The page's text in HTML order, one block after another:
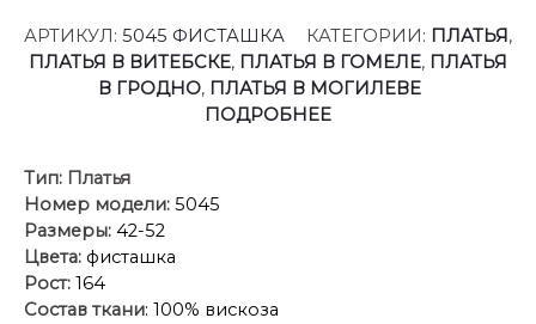
АРТИКУЛ: 5045 ФИСТАШКА КАТЕГОРИИ: ПЛАТЬЯ ,
ПЛАТЬЯ В ВИТЕБСКЕ, ПЛАТЬЯ В ГОМЕЛЕ, ПЛАТЬЯ
В ГРОДНО, ПЛАТЬЯ В МОГИЛЕВЕ
ПОДРОБНЕЕ
Тип: Платья
Номер модели: 5045
Размеры: 42-52
Цвета: фисташка
Рост: 164
Состав ткани: 100% вискоза